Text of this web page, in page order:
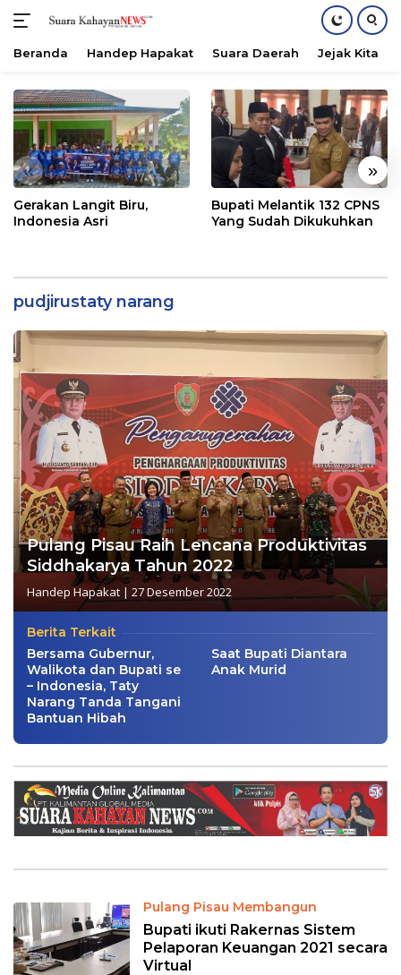
konten
Beranda Handep Hapakat Suara Daerah Jejak Kita
« »
Gerakan Langit Biru,
Indonesia Asri
Bupati Melantik 132 CPNS
Yang Sudah Dikukuhkan
pudjirustaty narang
Pulang Pisau Raih Lencana Produktivitas
Siddhakarya Tahun 2022
Handep Hapakat | 27 Desember 2022
Berita Terkait
Bersama Gubernur,
Walikota dan Bupati se
– Indonesia, Taty
Narang Tanda Tangani
Bantuan Hibah
Saat Bupati Diantara
Anak Murid
Pulang Pisau Membangun
Bupati ikuti Rakernas Sistem
Pelaporan Keuangan 2021 secara
Virtual